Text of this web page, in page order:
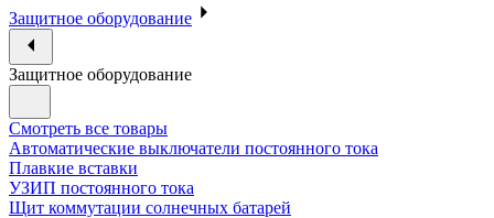
Защитное оборудование
Защитное оборудование
Смотреть все товары
Автоматические выключатели постоянного тока
Плавкие вставки
УЗИП постоянного тока
Щит коммутации солнечных батарей